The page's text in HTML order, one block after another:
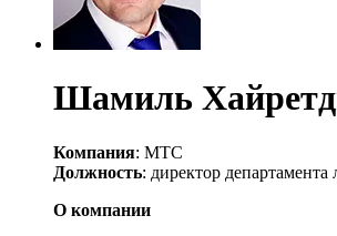
Шамиль
Компания: МТС
Должность: директор департамента
О компании